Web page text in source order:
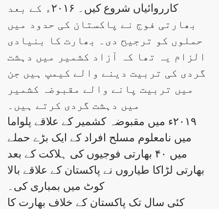
کارروائیاں شروع کیں۔ ۲۰۱۶ء کے بعد
بھارتی فوج نے پاکستان کی حدود میں
حملوں کو ترجیح دی۔ بھارت کا بنیادی
الزام یہ تھا کہ آزاد کشمیر میں دہشت
گردی کی تربیت دینے والے کیمپ ہیں جن
میں تربیت پانے والے مقبوضہ کشمیر
میں دہشت گردی کرتے ہیں۔
۲۰۱۹ء میں مقبوضہ کشمیر کے علاقے پلواما
میں نامعلوم مسلح افراد کے ایک بڑے حملے
میں ۴۰ بھارتی فوجیوں کی ہلاکت کے بعد
بھارتی لڑاکا طیاروں نے پاکستان کے علاقے بالا
کوٹ میں بمباری کی۔
کئی سال تک پاکستان کے خلاف بھارت کا